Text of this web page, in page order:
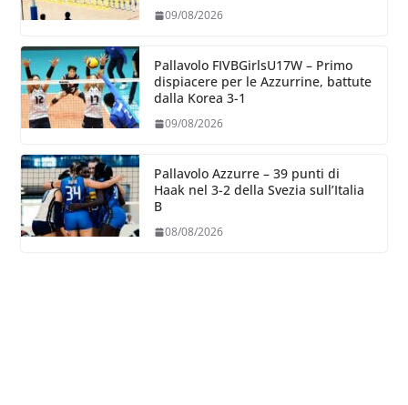
09/08/2026
Pallavolo FIVBGirlsU17W – Primo
dispiacere per le Azzurrine, battute
dalla Korea 3-1
09/08/2026
Pallavolo Azzurre – 39 punti di
Haak nel 3-2 della Svezia sull’Italia
B
08/08/2026